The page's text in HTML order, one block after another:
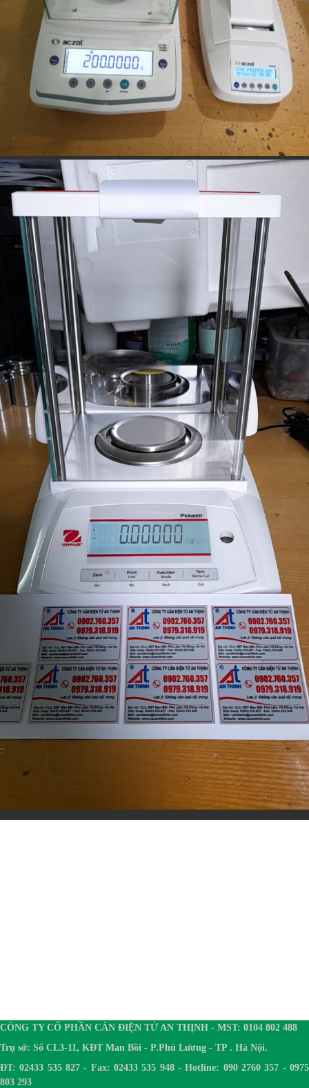
CÔNG TY CỔ PHẦN CÂN ĐIỆN TỬ AN THỊNH - MST: 0104 802 488
Trụ sở: Số CL3-11, KĐT Man Bồi - P.Phú Lương - TP . Hà Nội.
ĐT: 02433 535 827 - Fax: 02433 535 948 - Hotline: 090 2760 357 - 0975
803 293